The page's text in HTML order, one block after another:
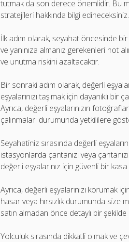
tutmak da son derece önemlidir. Bu
stratejileri hakkında bilgi edineceksiniz.
İlk adım olarak, seyahat öncesinde
ve yanınıza almanız gerekenleri not
ve unutma riskini azaltacaktır.
Bir sonraki adım olarak, değerli
eşyalarınızı taşımak için dayanıklı bir
Ayrıca, değerli eşyalarınızın
çalınmaları durumunda yetkililere
Seyahatiniz sırasında değerli
istasyonlarda çantanızı veya
değerli eşyalarınız için güvenli bir
Ayrıca, değerli eşyalarınızı korumak
hasar veya hırsızlık durumunda
satın almadan önce detaylı bir
Yolculuk sırasında dikkatli olmak ve